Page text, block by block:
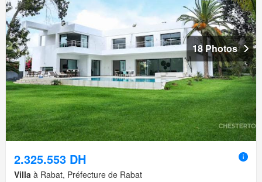
18 Photos
2.325.553 DH
Villa à Rabat, Préfecture de Rabat